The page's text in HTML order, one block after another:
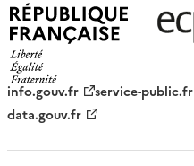
info.gouv.fr service-public.fr
data.gouv.fr